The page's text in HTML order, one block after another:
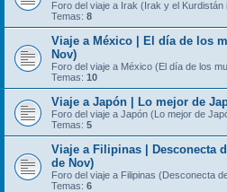
Foro del viaje a Irak (Irak y el
Temas: 8
Viaje a México | El día de los
Nov)
Foro del viaje a México (El día de los
Temas: 10
Viaje a Japón | Lo mejor de
Foro del viaje a Japón (Lo mejor de
Temas: 5
Viaje a Filipinas | Desconecta
de Nov)
Foro del viaje a Filipinas (Desconecta
Temas: 6